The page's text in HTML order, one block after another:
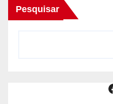
Pesquisar